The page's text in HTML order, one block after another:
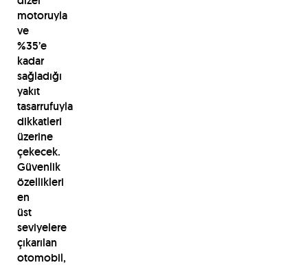
motoruyla
ve
%35’e
kadar
sağladığı
yakıt
tasarrufuyla
dikkatleri
üzerine
çekecek.
Güvenlik
özellikleri
en
üst
seviyelere
çıkarılan
otomobil,